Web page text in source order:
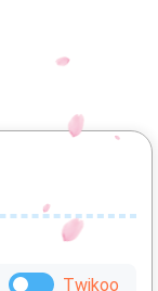
Twikoo